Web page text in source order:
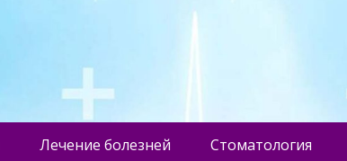
Лечение болезней Стоматология